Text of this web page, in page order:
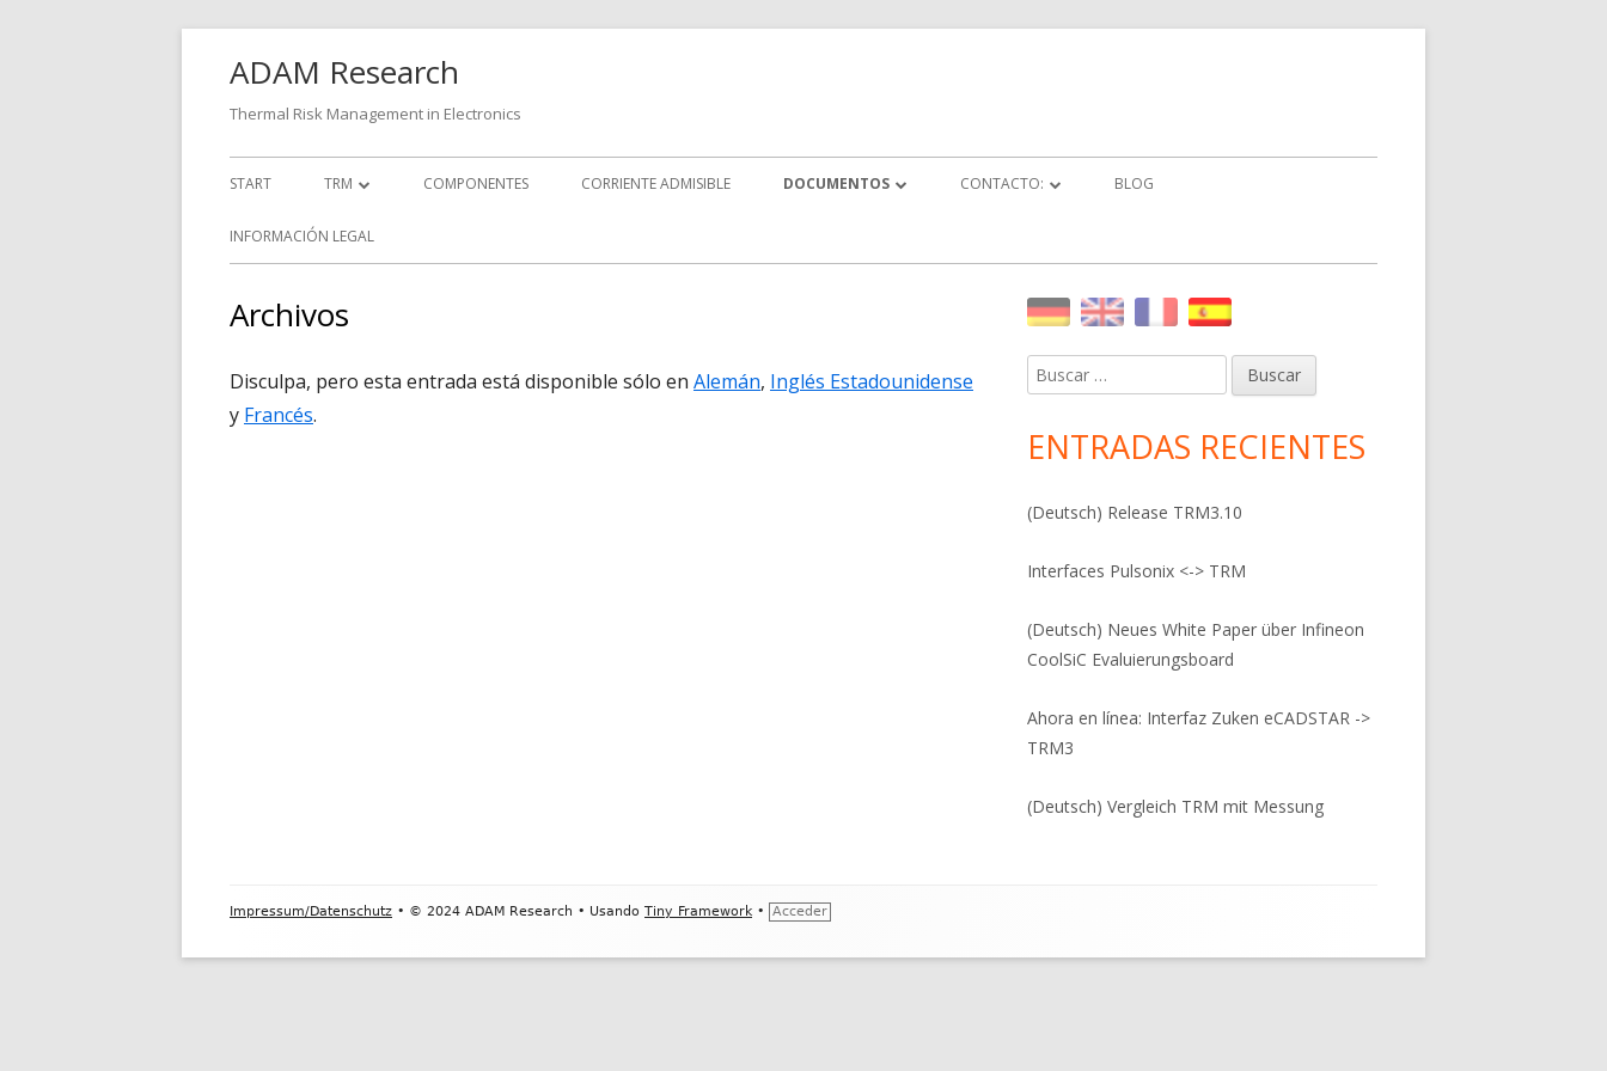
ADAM Research
Thermal Risk Management in Electronics
Menú
principal
START TRM
FAQ
HISTORIA
COMPONENTES CORRIENTE ADMISIBLE DOCUMENTOS
ARCHIVOS
CONTACTO: BLOG
INFORMACIÓN LEGAL
Archivos
Disculpa, pero esta entrada está disponible sólo en Alemán, Inglés Estadounidense
y Francés.
Barra
lateral
Buscar:
ENTRADAS RECIENTES
(Deutsch) Release TRM3.10
Interfaces Pulsonix <-> TRM
(Deutsch) Neues White Paper über Infineon
CoolSiC Evaluierungsboard
Ahora en línea: Interfaz Zuken eCADSTAR ->
TRM3
(Deutsch) Vergleich TRM mit Messung
Contenido
Impressum/Datenschutz • © 2024 ADAM Research • Usando Tiny Framework • Acceder